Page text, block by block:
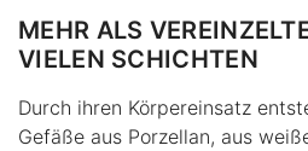
MEHR ALS
VIELEN SCHICHTEN
Durch ihren Körpereinsatz
Gefäße aus Porzellan, aus